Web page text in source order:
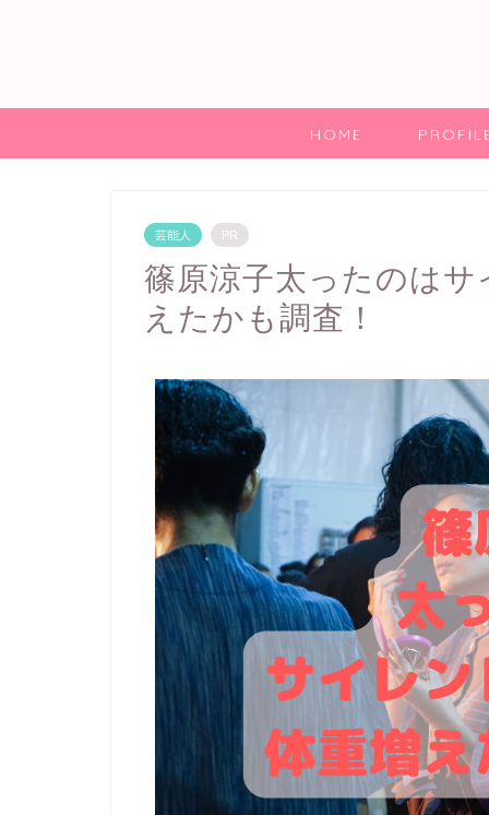
HOME
芸能人 PR
篠原涼子太ったのは
えたかも調査！